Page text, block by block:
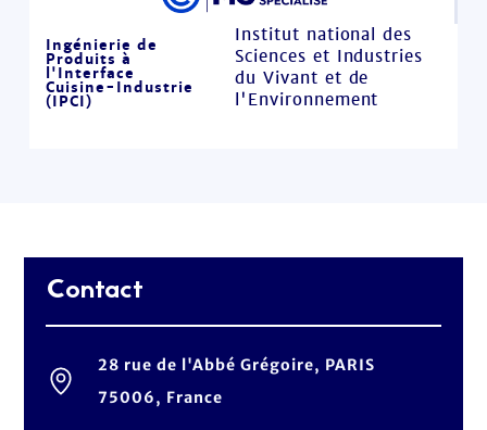
Ingénierie de
Produits à
l'Interface
Cuisine-Industrie
(IPCI)
Institut national des
Sciences et Industries
du Vivant et de
l'Environnement
Contact
28 rue de l'Abbé Grégoire, PARIS
75006, France